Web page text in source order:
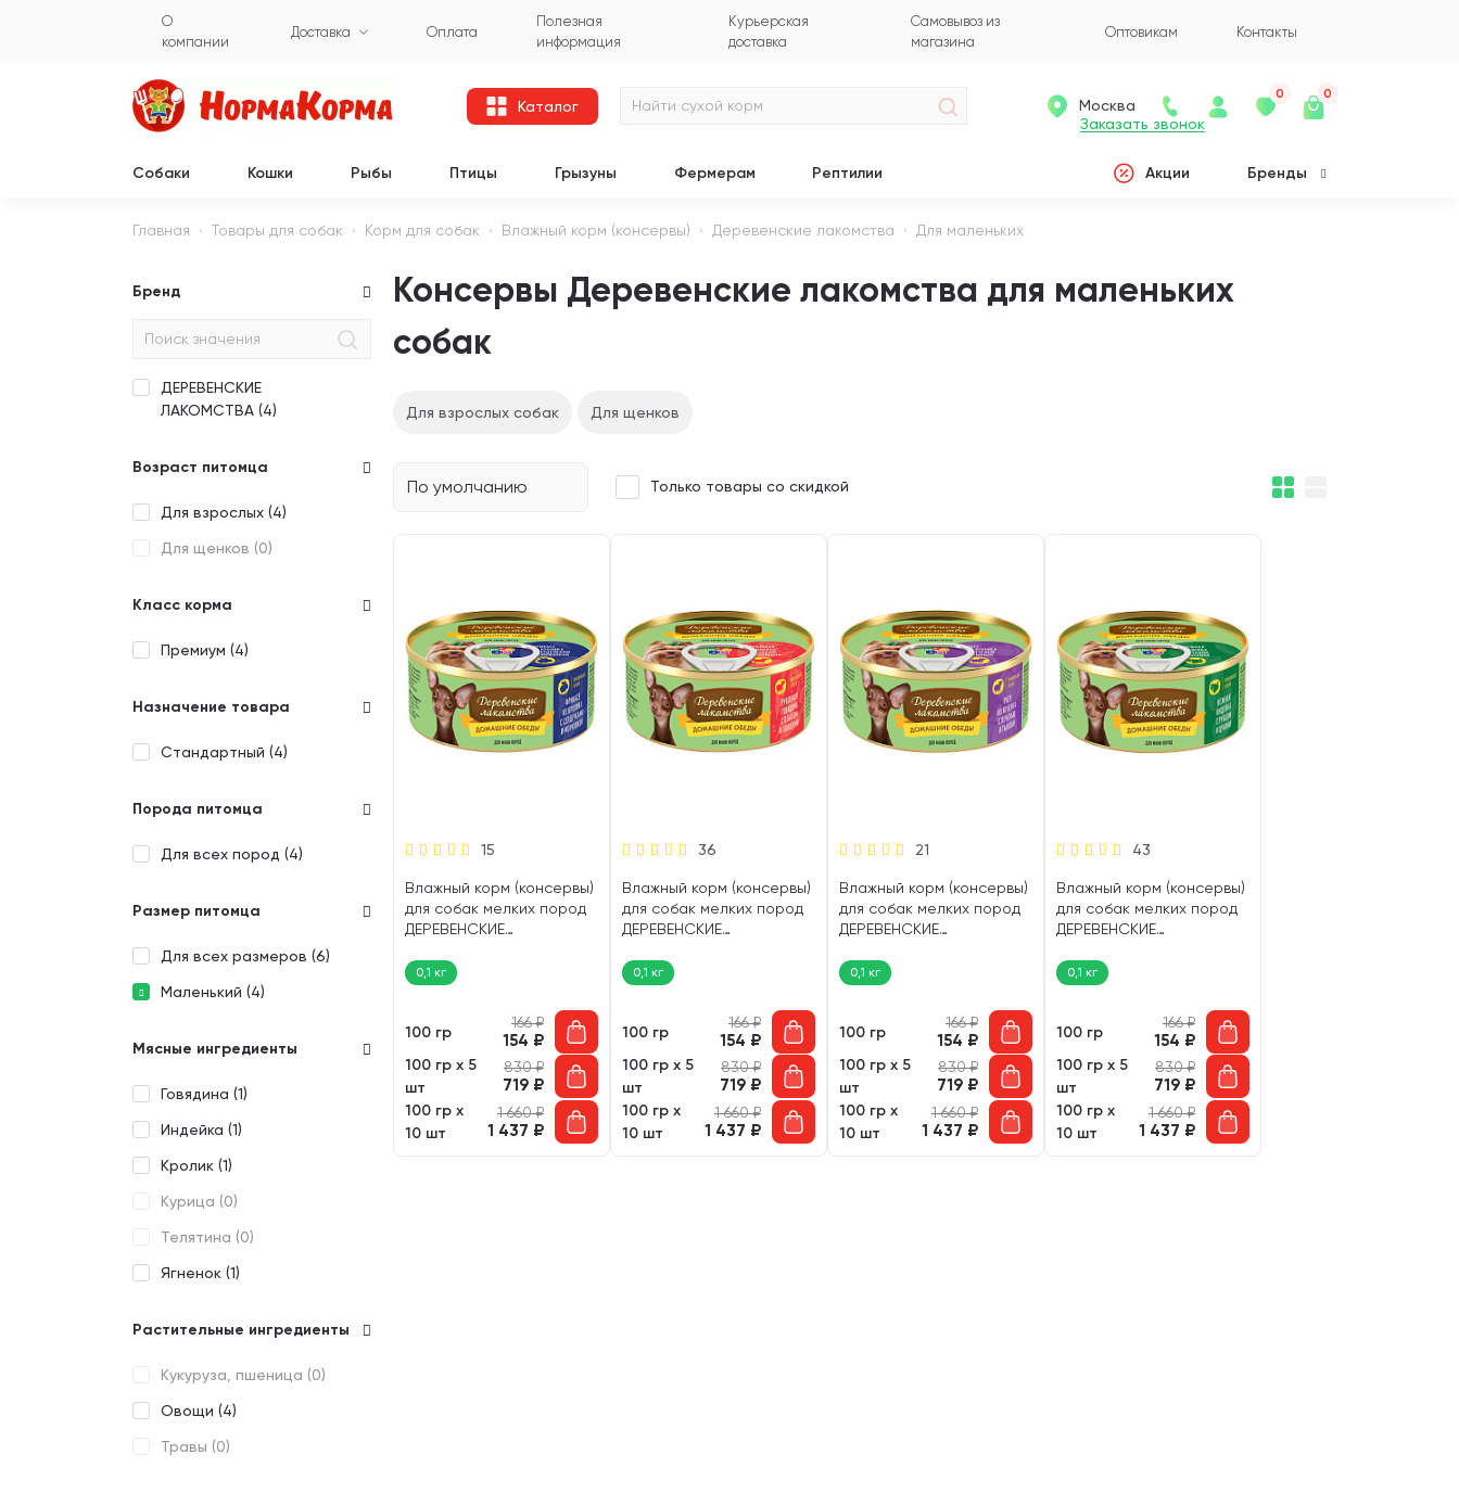
О
компании
Доставка Оплата
Полезная
информация
Курьерская
доставка
Самовывоз из
магазина
Оптовикам Контакты
Каталог
Заказать звонок
Москва
0 0
Собаки Кошки Рыбы Птицы Грызуны Фермерам Рептилии Акции Бренды
Главная Товары для собак Корм для собак Влажный корм (консервы) Деревенские лакомства Для маленьких
Бренд
ДЕРЕВЕНСКИЕ
ЛАКОМСТВА (4)
Возраст питомца
Для взрослых (4)
Для щенков (0)
Класс корма
Премиум (4)
Назначение товара
Стандартный (4)
Порода питомца
Для всех пород (4)
Размер питомца
Для всех размеров (6)
Маленький (4)
Мясные ингредиенты
Говядина (1)
Индейка (1)
Кролик (1)
Курица (0)
Телятина (0)
Ягненок (1)
Растительные ингредиенты
Кукуруза, пшеница (0)
Овощи (4)
Травы (0)
Консервы Деревенские лакомства для маленьких
собак
Для взрослых собак Для щенков
По умолчанию Только товары со скидкой
15
Влажный корм (консервы)
для собак мелких пород
ДЕРЕВЕНСКИЕ
ОБЕДЫ фрикасе кролик,
сердечки, морковка (100
0,1 кг
100 гр
166₽
154 ₽
100 гр х 5
шт
830₽
719 ₽
100 гр х
10 шт
1 660₽
1 437 ₽
36
Влажный корм (консервы)
для собак мелких пород
ДЕРЕВЕНСКИЕ
ОБЕДЫ рубленая
говядина, язык, овощи
0,1 кг
100 гр
166₽
154 ₽
100 гр х 5
шт
830₽
719 ₽
100 гр х
10 шт
1 660₽
1 437 ₽
21
Влажный корм (консервы)
для собак мелких пород
ДЕРЕВЕНСКИЕ
ОБЕДЫ рагу с ягненок,
печень, тыква (100 гр)
0,1 кг
100 гр
166₽
154 ₽
100 гр х 5
шт
830₽
719 ₽
100 гр х
10 шт
1 660₽
1 437 ₽
43
Влажный корм (консервы)
для собак мелких пород
ДЕРЕВЕНСКИЕ
ОБЕДЫ индейка, рубец,
цукини (100 гр)
0,1 кг
100 гр
166₽
154 ₽
100 гр х 5
шт
830₽
719 ₽
100 гр х
10 шт
1 660₽
1 437 ₽